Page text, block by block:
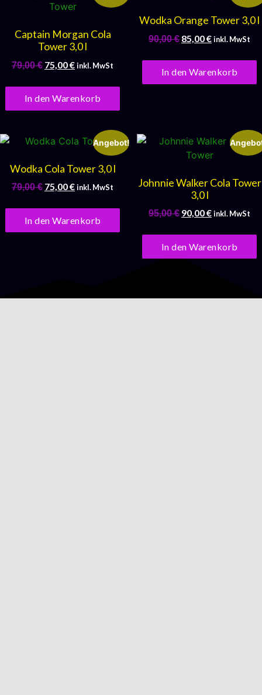
Captain Morgan Cola
Tower 3,0 l
79,00€ 75,00€inkl. MwSt
In den Warenkorb
Wodka Orange Tower 3,0 l
90,00€ 85,00€inkl. MwSt
In den Warenkorb
Angebot!
Wodka Cola Tower 3,0 l
79,00€ 75,00€inkl. MwSt
In den Warenkorb
Johnnie Walker Cola Tower
3,0 l
95,00€ 90,00€inkl. MwSt
In den Warenkorb